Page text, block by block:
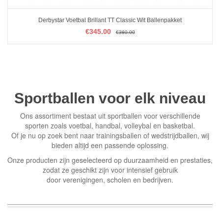
Derbystar Voetbal Brillant TT Classic Wit Ballenpakket
€345.00 €380.00
€345.00 €380.00
Sportballen voor elk niveau
Ons assortiment bestaat uit sportballen voor verschillende
sporten zoals voetbal, handbal, volleybal en basketbal.
Of je nu op zoek bent naar trainingsballen of wedstrijdballen, wij
bieden altijd een passende oplossing.
Onze producten zijn geselecteerd op duurzaamheid en prestaties,
zodat ze geschikt zijn voor intensief gebruik
door verenigingen, scholen en bedrijven.